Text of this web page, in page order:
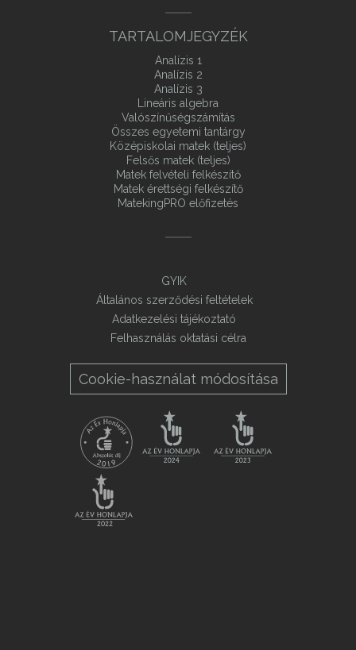
TARTALOMJEGYZÉK
Analízis 1
Analízis 2
Analízis 3
Lineáris algebra
Valószínűségszámítás
Összes egyetemi tantárgy
Középiskolai matek (teljes)
Felsős matek (teljes)
Matek felvételi felkészítő
Matek érettségi felkészítő
MatekingPRO előfizetés
GYIK
Általános szerződési feltételek
Adatkezelési tájékoztató
Felhasználás oktatási célra
Cookie-használat módosítása